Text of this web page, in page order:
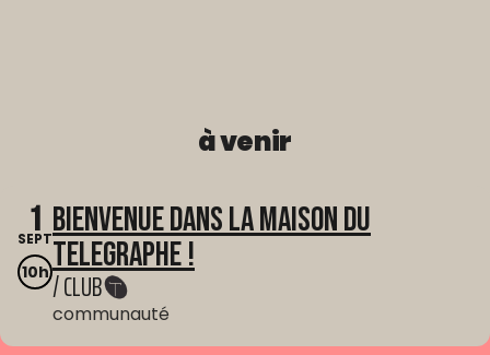
à venir
1
SEPT
10h
Bienvenue dans La Maison du
Telegraphe !
/ CLUB
communauté